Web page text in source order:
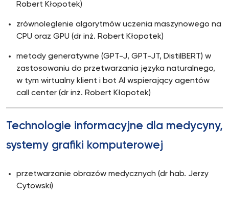
Robert Kłopotek)
zrównoleglenie algorytmów uczenia maszynowego na
CPU oraz GPU (dr inż. Robert Kłopotek)
metody generatywne (GPT-J, GPT-JT, DistilBERT) w
zastosowaniu do przetwarzania języka naturalnego,
w tym wirtualny klient i bot AI wspierający agentów
call center (dr inż. Robert Kłopotek)
Technologie informacyjne dla medycyny,
systemy grafiki komputerowej
przetwarzanie obrazów medycznych (dr hab. Jerzy
Cytowski)